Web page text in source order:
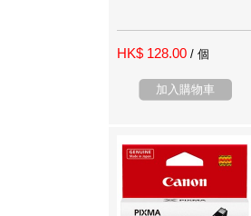
HK$ 128.00 / 個
加入購物車